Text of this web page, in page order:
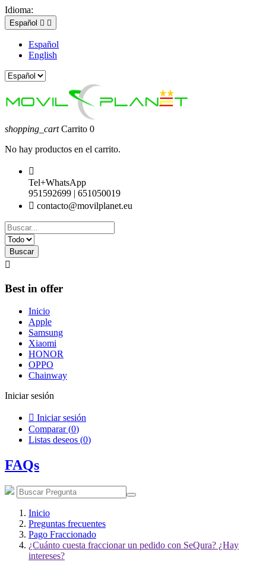
Idioma:
Español  
Español
English
shopping_cart Carrito 0
No hay productos en el carrito.

Tel+WhatsApp
951592699 | 651050019
 contacto@movilplanet.eu
Buscar

Best in offer
Inicio
Apple
Samsung
Xiaomi
HONOR
OPPO
Chainway
Iniciar sesión
 Iniciar sesión
Comparar (0)
Listas deseos (0)
FAQs
Inicio
Preguntas frecuentes
Pago Fraccionado
¿Cuánto cuesta fraccionar un pedido con SeQura? ¿Hay
intereses?